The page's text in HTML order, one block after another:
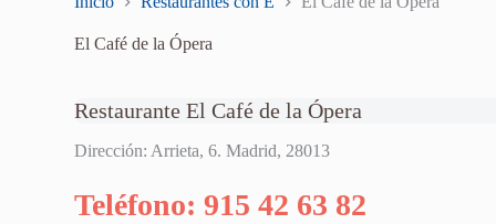
El Café de la Ópera
Restaurante El Café de la Ópera
Dirección: Arrieta, 6. Madrid, 28013
Teléfono: 915 42 63 82